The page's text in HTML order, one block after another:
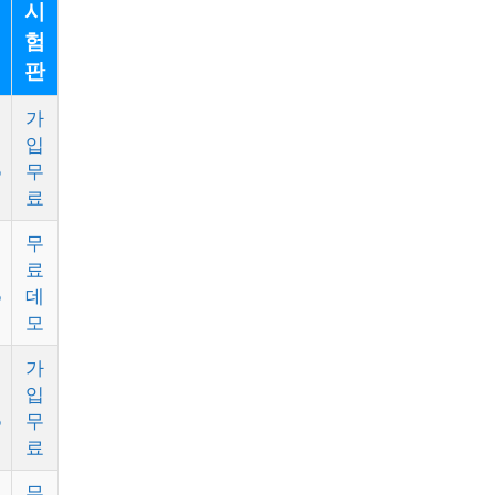
시
험
판
가
입
무
료
무
료
데
모
가
입
무
료